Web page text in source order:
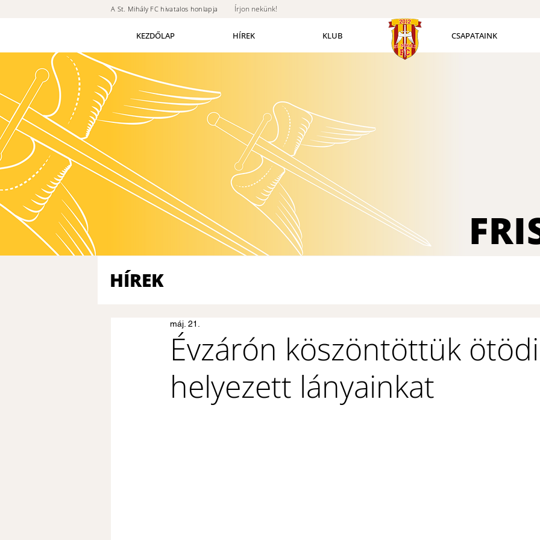
A St. Mihály FC hivatalos honlapja Írjon nekünk!
KEZDŐLAP HÍREK KLUB CSAPATAINK
HÍREK
Évzárón köszöntöttük
helyezett lányainkat
máj. 21.